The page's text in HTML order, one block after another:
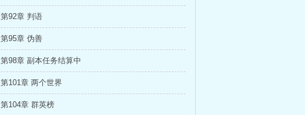
第92章 判语
第95章 伪善
第98章 副本任务结算中
第101章 两个世界
第104章 群英榜